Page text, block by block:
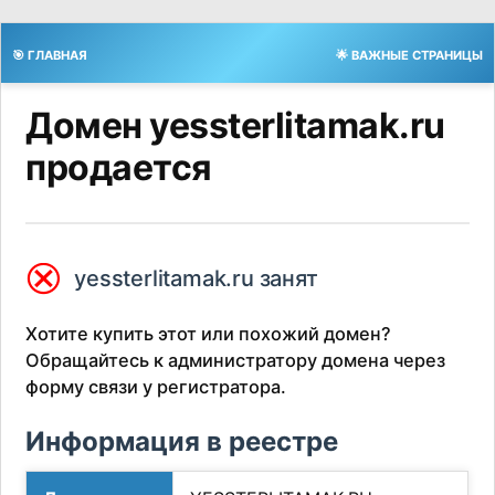
🎯 ГЛАВНАЯ 🌟 ВАЖНЫЕ СТРАНИЦЫ
Домен yessterlitamak.ru
продается
⮿ yessterlitamak.ru занят
Хотите купить этот или похожий домен?
Обращайтесь к администратору домена через
форму связи у регистратора.
Информация в реестре